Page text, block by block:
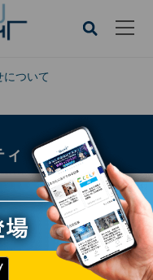
ついて
る嫌がらせにも悪用